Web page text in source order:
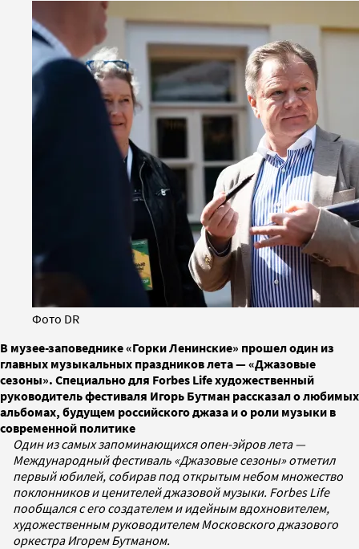
Фото DR
В музее-заповеднике «Горки Ленинские» прошел один из
главных музыкальных праздников лета — «Джазовые
сезоны». Специально для Forbes Life художественный
руководитель фестиваля Игорь Бутман рассказал о любимых
альбомах, будущем российского джаза и о роли музыки в
современной политике
Один из самых запоминающихся опен-эйров лета —
Международный фестиваль «Джазовые сезоны» отметил
первый юбилей, собирав под открытым небом множество
поклонников и ценителей джазовой музыки. Forbes Life
пообщался с его создателем и идейным вдохновителем,
художественным руководителем Московского джазового
оркестра Игорем Бутманом.